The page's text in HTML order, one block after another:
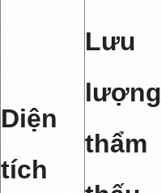
Diện
tích
Lưu
lượng
thẩm